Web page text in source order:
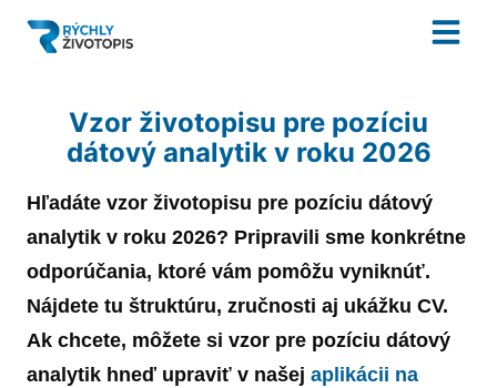
Vzor životopisu pre pozíciu
dátový analytik v roku 2026
Hľadáte vzor životopisu pre pozíciu dátový
analytik v roku 2026? Pripravili sme konkrétne
odporúčania, ktoré vám pomôžu vyniknúť.
Nájdete tu štruktúru, zručnosti aj ukážku CV.
Ak chcete, môžete si vzor pre pozíciu dátový
analytik hneď upraviť v našej aplikácii na